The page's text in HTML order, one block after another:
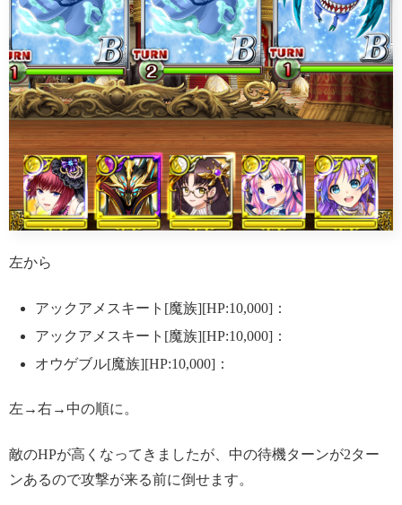
左から
アックアメスキート[魔族][HP:10,000]：
アックアメスキート[魔族][HP:10,000]：
オウゲブル[魔族][HP:10,000]：
左→右→中の順に。
敵のHPが高くなってきましたが、中の待機ターンが2ター
ンあるので攻撃が来る前に倒せます。